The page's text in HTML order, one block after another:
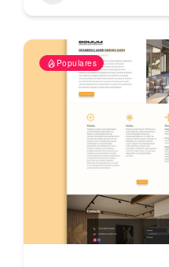
Populares